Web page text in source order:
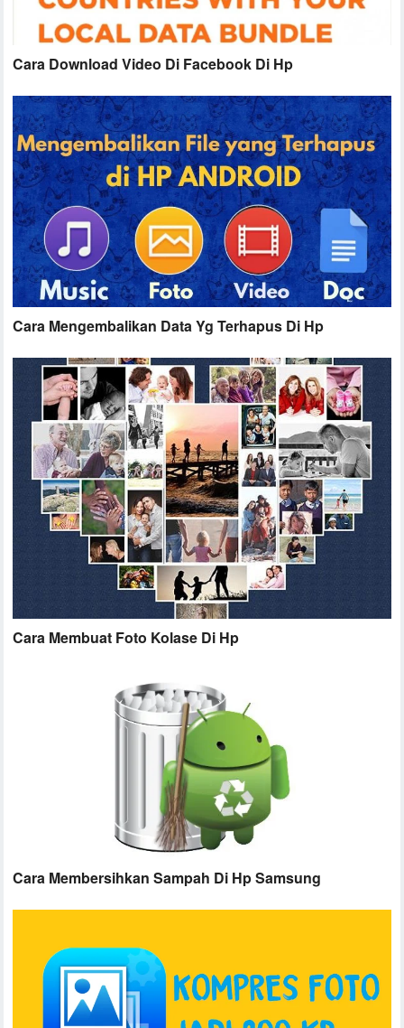
Cara Download Video Di Facebook Di Hp
Cara Mengembalikan Data Yg Terhapus Di Hp
Cara Membuat Foto Kolase Di Hp
Cara Membersihkan Sampah Di Hp Samsung